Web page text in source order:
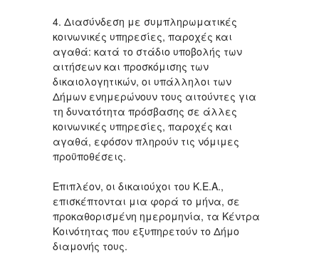
4. Διασύνδεση με συμπληρωματικές
κοινωνικές υπηρεσίες, παροχές και
αγαθά: κατά το στάδιο υποβολής των
αιτήσεων και προσκόμισης των
δικαιολογητικών, οι υπάλληλοι των
Δήμων ενημερώνουν τους αιτούντες για
τη δυνατότητα πρόσβασης σε άλλες
κοινωνικές υπηρεσίες, παροχές και
αγαθά, εφόσον πληρούν τις νόμιμες
προϋποθέσεις.
Επιπλέον, οι δικαιούχοι του Κ.Ε.Α.,
επισκέπτονται μια φορά το μήνα, σε
προκαθορισμένη ημερομηνία, τα Κέντρα
Κοινότητας που εξυπηρετούν το Δήμο
διαμονής τους.